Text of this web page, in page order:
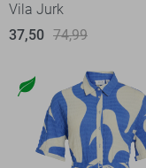
Vila Jurk
37,50 74,99